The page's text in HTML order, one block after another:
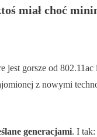
miał choć
jest gorsze od
z nowymi
generacjami. I tak: